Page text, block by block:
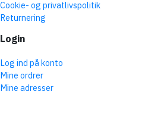
Cookie- og privatlivspolitik
Returnering
Login
Log ind på konto
Mine ordrer
Mine adresser